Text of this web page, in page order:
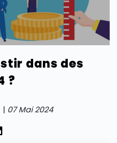
dans des
?
| 07 Mai 2024